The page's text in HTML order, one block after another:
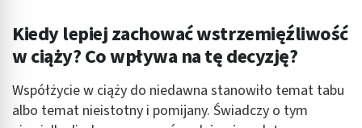
Kiedy lepiej zachować wstrzemięźliwość
w ciąży? Co wpływa na tę decyzję?
Współżycie w ciąży do niedawna stanowiło temat tabu
albo temat nieistotny i pomijany. Świadczy o tym